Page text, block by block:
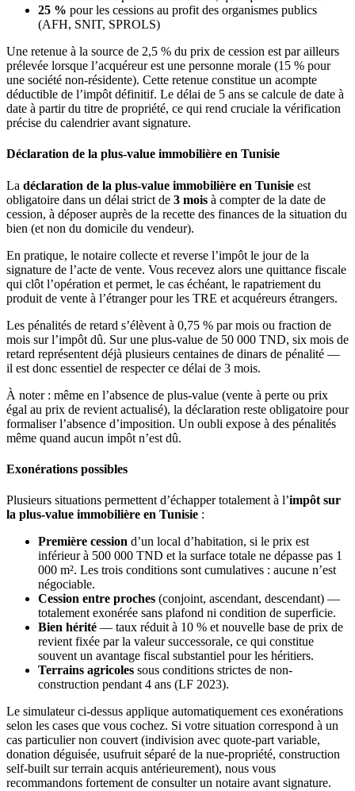
25 % pour les cessions au profit des organismes publics
(AFH, SNIT, SPROLS)
Une retenue à la source de 2,5 % du prix de cession est par ailleurs
prélevée lorsque l’acquéreur est une personne morale (15 % pour
une société non-résidente). Cette retenue constitue un acompte
déductible de l’impôt définitif. Le délai de 5 ans se calcule de date à
date à partir du titre de propriété, ce qui rend cruciale la vérification
précise du calendrier avant signature.
Déclaration de la plus-value immobilière en Tunisie
La déclaration de la plus-value immobilière en Tunisie est
obligatoire dans un délai strict de 3 mois à compter de la date de
cession, à déposer auprès de la recette des finances de la situation du
bien (et non du domicile du vendeur).
En pratique, le notaire collecte et reverse l’impôt le jour de la
signature de l’acte de vente. Vous recevez alors une quittance fiscale
qui clôt l’opération et permet, le cas échéant, le rapatriement du
produit de vente à l’étranger pour les TRE et acquéreurs étrangers.
Les pénalités de retard s’élèvent à 0,75 % par mois ou fraction de
mois sur l’impôt dû. Sur une plus-value de 50 000 TND, six mois de
retard représentent déjà plusieurs centaines de dinars de pénalité —
il est donc essentiel de respecter ce délai de 3 mois.
À noter : même en l’absence de plus-value (vente à perte ou prix
égal au prix de revient actualisé), la déclaration reste obligatoire pour
formaliser l’absence d’imposition. Un oubli expose à des pénalités
même quand aucun impôt n’est dû.
Exonérations possibles
Plusieurs situations permettent d’échapper totalement à l’impôt sur
la plus-value immobilière en Tunisie :
Première cession d’un local d’habitation, si le prix est
inférieur à 500 000 TND et la surface totale ne dépasse pas 1
000 m². Les trois conditions sont cumulatives : aucune n’est
négociable.
Cession entre proches (conjoint, ascendant, descendant) —
totalement exonérée sans plafond ni condition de superficie.
Bien hérité — taux réduit à 10 % et nouvelle base de prix de
revient fixée par la valeur successorale, ce qui constitue
souvent un avantage fiscal substantiel pour les héritiers.
Terrains agricoles sous conditions strictes de non-
construction pendant 4 ans (LF 2023).
Le simulateur ci-dessus applique automatiquement ces exonérations
selon les cases que vous cochez. Si votre situation correspond à un
cas particulier non couvert (indivision avec quote-part variable,
donation déguisée, usufruit séparé de la nue-propriété, construction
self-built sur terrain acquis antérieurement), nous vous
recommandons fortement de consulter un notaire avant signature.